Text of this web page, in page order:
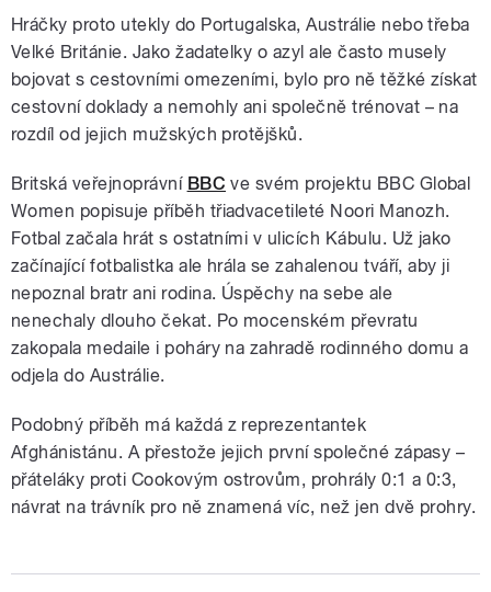
Hráčky proto utekly do Portugalska, Austrálie nebo třeba
Velké Británie. Jako žadatelky o azyl ale často musely
bojovat s cestovními omezeními, bylo pro ně těžké získat
cestovní doklady a nemohly ani společně trénovat – na
rozdíl od jejich mužských protějšků.
Britská veřejnoprávní BBC ve svém projektu BBC Global
Women popisuje příběh třiadvacetileté Noori Manozh.
Fotbal začala hrát s ostatními v ulicích Kábulu. Už jako
začínající fotbalistka ale hrála se zahalenou tváří, aby ji
nepoznal bratr ani rodina. Úspěchy na sebe ale
nenechaly dlouho čekat. Po mocenském převratu
zakopala medaile i poháry na zahradě rodinného domu a
odjela do Austrálie.
Podobný příběh má každá z reprezentantek
Afghánistánu. A přestože jejich první společné zápasy –
přáteláky proti Cookovým ostrovům, prohrály 0:1 a 0:3,
návrat na trávník pro ně znamená víc, než jen dvě prohry.